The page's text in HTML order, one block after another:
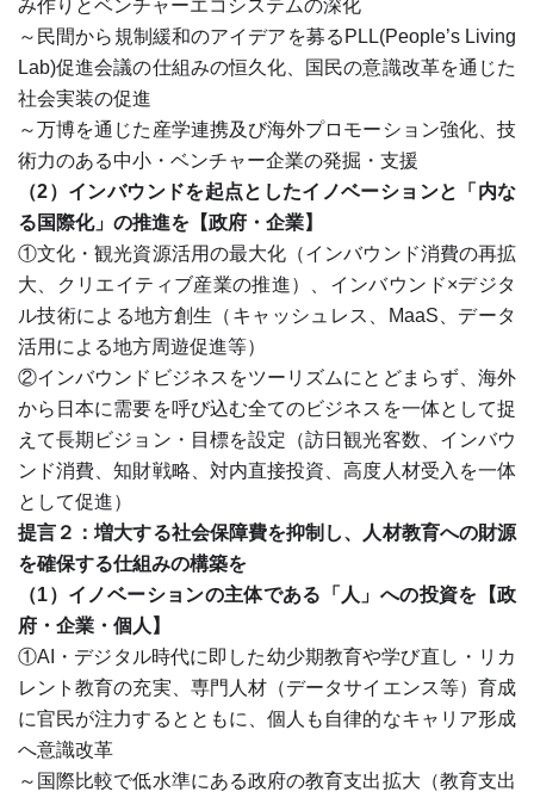
み作りとベンチャーエコシステムの深化
～民間から規制緩和のアイデアを募るPLL(People’s Living
Lab)促進会議の仕組みの恒久化、国民の意識改革を通じた
社会実装の促進
～万博を通じた産学連携及び海外プロモーション強化、技
術力のある中小・ベンチャー企業の発掘・支援
（2）インバウンドを起点としたイノベーションと「内な
る国際化」の推進を【政府・企業】
①文化・観光資源活用の最大化（インバウンド消費の再拡
大、クリエイティブ産業の推進）、インバウンド×デジタ
ル技術による地方創生（キャッシュレス、MaaS、データ
活用による地方周遊促進等）
②インバウンドビジネスをツーリズムにとどまらず、海外
から日本に需要を呼び込む全てのビジネスを一体として捉
えて長期ビジョン・目標を設定（訪日観光客数、インバウ
ンド消費、知財戦略、対内直接投資、高度人材受入を一体
として促進）
提言２：増大する社会保障費を抑制し、人材教育への財源
を確保する仕組みの構築を
（1）イノベーションの主体である「人」への投資を【政
府・企業・個人】
①AI・デジタル時代に即した幼少期教育や学び直し・リカ
レント教育の充実、専門人材（データサイエンス等）育成
に官民が注力するとともに、個人も自律的なキャリア形成
へ意識改革
～国際比較で低水準にある政府の教育支出拡大（教育支出